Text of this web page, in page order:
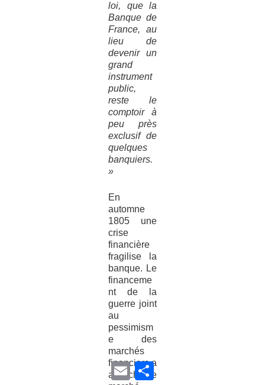
loi, que la
Banque de
France, au
lieu de
devenir un
grand
instrument
public,
reste le
comptoir à
peu près
exclusif de
quelques
banquiers.
»
En
automne
1805 une
crise
financière
fragilise la
banque. Le
financeme
nt de la
guerre joint
au
pessimism
e des
marchés
financiers a
asséché le
E
m
P
a